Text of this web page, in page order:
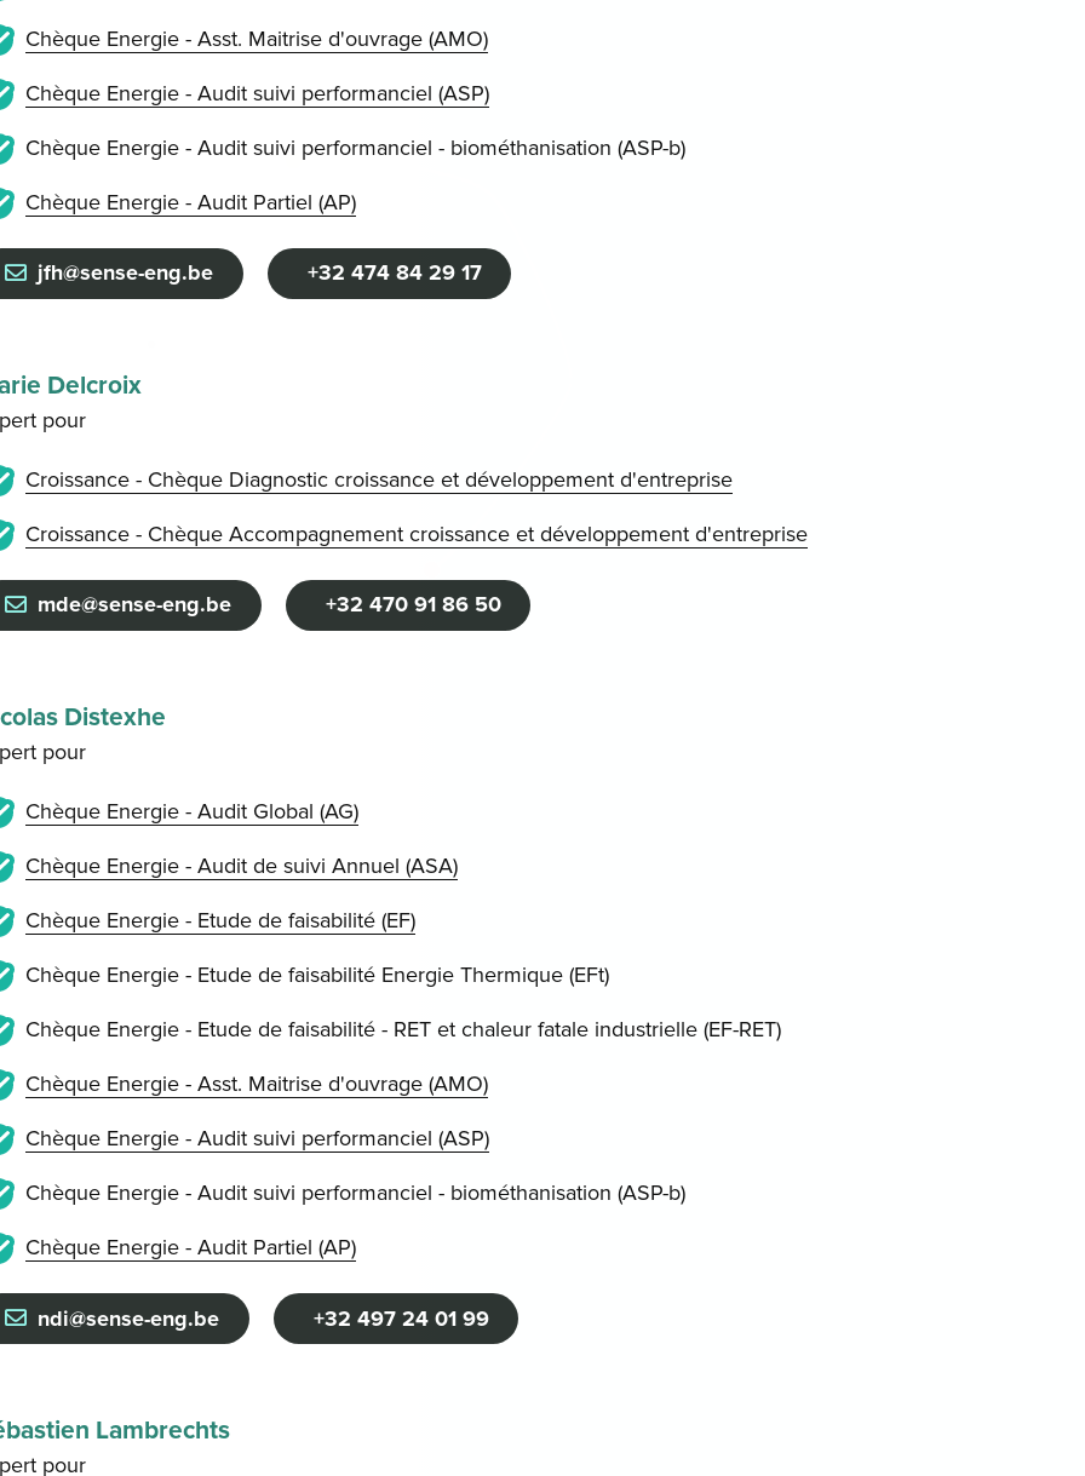
Chèque Energie - Asst. Maitrise d'ouvrage (AMO)
Chèque Energie - Audit suivi performanciel (ASP)
Chèque Energie - Audit suivi performanciel - biométhanisation (ASP-b)
Chèque Energie - Audit Partiel (AP)
jfh@sense-eng.be +32 474 84 29 17
Delcroix
pour
Croissance - Chèque Diagnostic croissance et développement d'entreprise
Croissance - Chèque Accompagnement croissance et développement d'entreprise
mde@sense-eng.be +32 470 91 86 50
Distexhe
pour
Chèque Energie - Audit Global (AG)
Chèque Energie - Audit de suivi Annuel (ASA)
Chèque Energie - Etude de faisabilité (EF)
Chèque Energie - Etude de faisabilité Energie Thermique (EFt)
Chèque Energie - Etude de faisabilité - RET et chaleur fatale industrielle (EF-RET)
Chèque Energie - Asst. Maitrise d'ouvrage (AMO)
Chèque Energie - Audit suivi performanciel (ASP)
Chèque Energie - Audit suivi performanciel - biométhanisation (ASP-b)
Chèque Energie - Audit Partiel (AP)
ndi@sense-eng.be +32 497 24 01 99
Lambrechts
pour